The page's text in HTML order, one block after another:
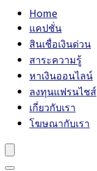
Home
แคปชั่น
สินเชื่อเงินด่วน
สาระความรู้
หาเงินออนไลน์
ลงทุนแฟรนไชส์
เกี่ยวกับเรา
โฆษณากับเรา